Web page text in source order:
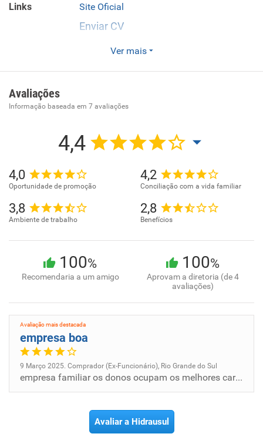
Links
Site Oficial
Enviar CV
Comércio atacadista de Máquinas e equipamentos para
Comércio varejista de embarcações e outros veículos
recreativos peças e acessórios
Ver mais
Avaliações
Informação baseada em 7 avaliações
4,4
4,0
Oportunidade de promoção
4,2
Conciliação com a vida familiar
3,8
Ambiente de trabalho
2,8
Benefícios
100%
Recomendaria a um amigo
100%
Aprovam a diretoria (de 4
avaliações)
Avaliação mais destacada
empresa boa
9 Março 2025. Comprador (Ex-Funcionário), Rio Grande do Sul
empresa familiar os donos ocupam os melhores cargos
Avaliar a Hidrausul